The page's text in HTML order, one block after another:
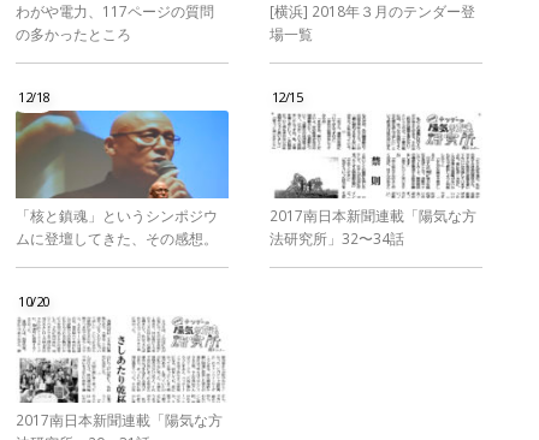
わがや電力、117ページの質問
の多かったところ
[横浜] 2018年３月のテンダー登
場一覧
12/18
「核と鎮魂」というシンポジウ
ムに登壇してきた、その感想。
12/15
2017南日本新聞連載「陽気な方
法研究所」32〜34話
10/20
2017南日本新聞連載「陽気な方